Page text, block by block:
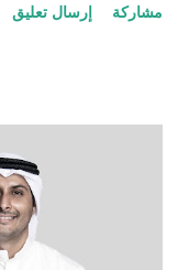
للمبيعات والتسويق
والاعتمادية، والمصمّمة
الأوسط. تبدأ المرحلة
وخدمات ما بعد البيع
ضمن خطة توسّع طموحة
مشاركة إرسال تعليق